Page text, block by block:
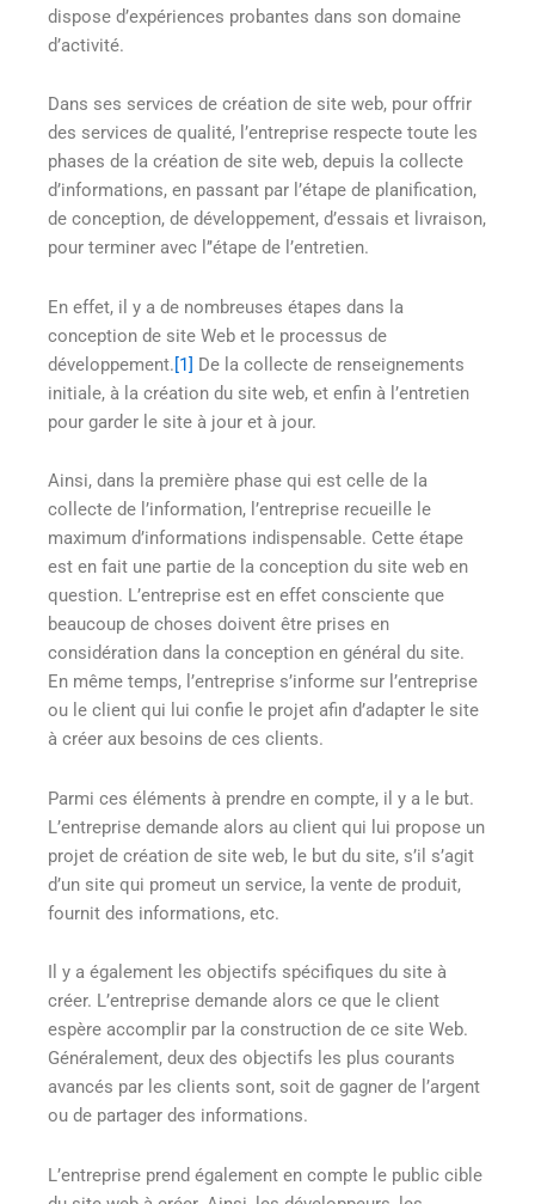
dispose d’expériences probantes dans son domaine
d’activité.
Dans ses services de création de site web, pour offrir
des services de qualité, l’entreprise respecte toute les
phases de la création de site web, depuis la collecte
d’informations, en passant par l’étape de planification,
de conception, de développement, d’essais et livraison,
pour terminer avec l’’étape de l’entretien.
En effet, il y a de nombreuses étapes dans la
conception de site Web et le processus de
développement.[1] De la collecte de renseignements
initiale, à la création du site web, et enfin à l’entretien
pour garder le site à jour et à jour.
Ainsi, dans la première phase qui est celle de la
collecte de l’information, l’entreprise recueille le
maximum d’informations indispensable. Cette étape
est en fait une partie de la conception du site web en
question. L’entreprise est en effet consciente que
beaucoup de choses doivent être prises en
considération dans la conception en général du site.
En même temps, l’entreprise s’informe sur l’entreprise
ou le client qui lui confie le projet afin d’adapter le site
à créer aux besoins de ces clients.
Parmi ces éléments à prendre en compte, il y a le but.
L’entreprise demande alors au client qui lui propose un
projet de création de site web, le but du site, s’il s’agit
d’un site qui promeut un service, la vente de produit,
fournit des informations, etc.
Il y a également les objectifs spécifiques du site à
créer. L’entreprise demande alors ce que le client
espère accomplir par la construction de ce site Web.
Généralement, deux des objectifs les plus courants
avancés par les clients sont, soit de gagner de l’argent
ou de partager des informations.
L’entreprise prend également en compte le public cible